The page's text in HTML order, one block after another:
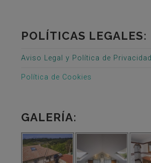
POLÍTICAS LEGALES:
Aviso Legal y Política de Privacidad
Política de Cookies
GALERÍA: